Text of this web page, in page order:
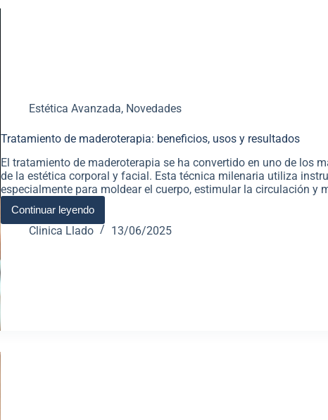
Estética Avanzada, Novedades
Tratamiento de maderoterapia: beneficios, usos y resultados
El tratamiento de maderoterapia se ha convertido en uno de los
de la estética corporal y facial. Esta técnica milenaria utiliza
especialmente para moldear el cuerpo, estimular la circulación y
Continuar leyendo
Clinica Llado 13/06/2025